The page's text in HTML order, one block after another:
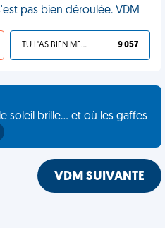
pas bien déroulée. VDM
TU L'AS BIEN MÉRITÉ 9 057
soleil brille... et où les gaffes
VDM SUIVANTE